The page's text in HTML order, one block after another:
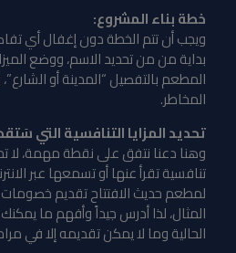
خطة بناء المشروع:
ويجب أن تتم الخطة دون إغفال أي
بداية من من تحديد الاسم، ووضع
المطعم بالتفصيل “المدينة أو
المخاطر.
تحديد المزايا التنافسية التي
وهنا دعنا نتفق على نقطة مهمة، لا
تنافسية تقرأ عنها أو تسمعها عبر
لمطعم حديث الافتتاح تقديم
المثال، لذا أدرس جيداً وأفهم ما
الحالية وما لا يمكن تقديمه إلا في